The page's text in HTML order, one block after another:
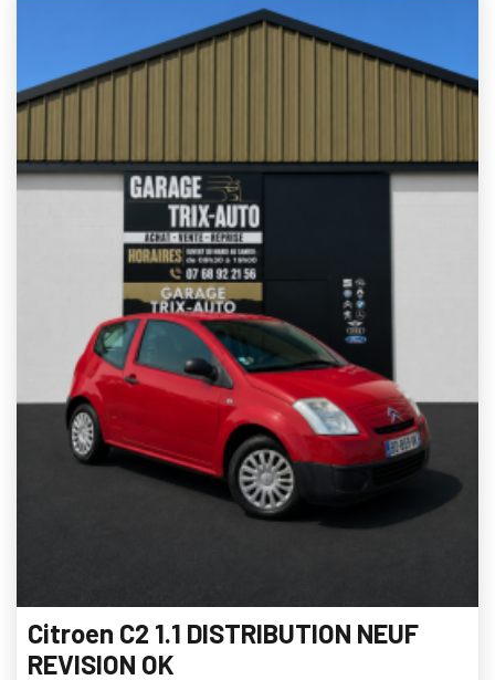
Citroen C2 1.1 DISTRIBUTION NEUF
REVISION OK